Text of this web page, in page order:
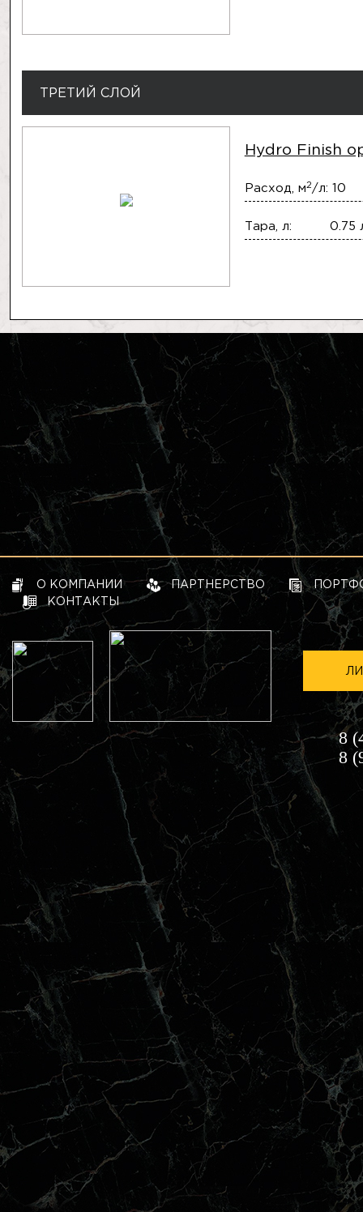
ТРЕТИЙ СЛОЙ
Hydro Finish
Расход, м 2 /л: 10
Тара, л: 0.75
О КОМПАНИИ ПАРТНЕРСТВО
КОНТАКТЫ
8
8